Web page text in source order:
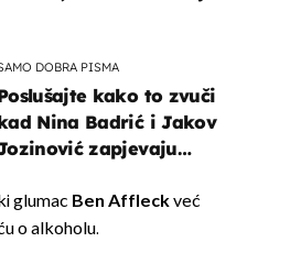
DOBRA PISMA
kako to zvuči
Nina Badrić i Jakov
zapjevaju
glumac Ben Affleckveć
o alkoholu.